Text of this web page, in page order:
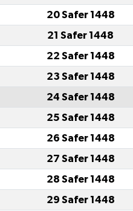
20 Safer 1448
21 Safer 1448
22 Safer 1448
23 Safer 1448
24 Safer 1448
25 Safer 1448
26 Safer 1448
27 Safer 1448
28 Safer 1448
29 Safer 1448